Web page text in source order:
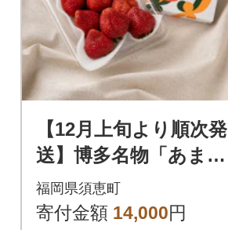
【12月上旬より順次発
送】博多名物「あまお
う」&ふくや「味の明
太子」(小)(須恵町)
福岡県須恵町
寄付金額 14,000円